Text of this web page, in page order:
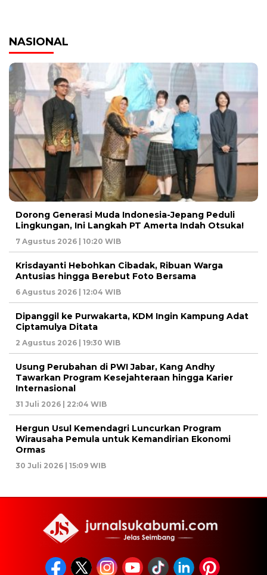
NASIONAL
Dorong Generasi Muda Indonesia-Jepang Peduli
Lingkungan, Ini Langkah PT Amerta Indah Otsuka!
7 Agustus 2026 | 10:20 WIB
Krisdayanti Hebohkan Cibadak, Ribuan Warga
Antusias hingga Berebut Foto Bersama
6 Agustus 2026 | 12:04 WIB
Dipanggil ke Purwakarta, KDM Ingin Kampung Adat
Ciptamulya Ditata
2 Agustus 2026 | 19:30 WIB
Usung Perubahan di PWI Jabar, Kang Andhy
Tawarkan Program Kesejahteraan hingga Karier
Internasional
31 Juli 2026 | 22:04 WIB
Hergun Usul Kemendagri Luncurkan Program
Wirausaha Pemula untuk Kemandirian Ekonomi
Ormas
30 Juli 2026 | 15:09 WIB